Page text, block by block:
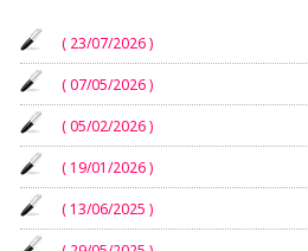
( 23/07/2026 )
( 07/05/2026 )
( 05/02/2026 )
( 19/01/2026 )
( 13/06/2025 )